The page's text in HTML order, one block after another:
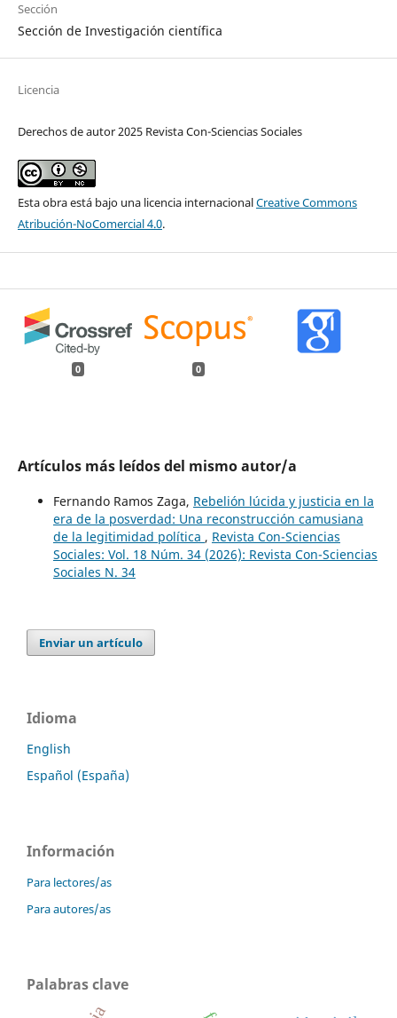
Sección
Sección de Investigación científica
Licencia
Derechos de autor 2025 Revista Con-Sciencias Sociales
Esta obra está bajo una licencia internacionalCreative Commons
Atribución-NoComercial 4.0.
0 0
Artículos más leídos del mismo autor/a
Fernando Ramos Zaga, Rebelión lúcida y justicia en la
era de la posverdad: Una reconstrucción camusiana
de la legitimidad política , Revista Con-Sciencias
Sociales: Vol. 18 Núm. 34 (2026): Revista Con-Sciencias
Sociales N. 34
Enviar un artículo
Idioma
English
Español (España)
Información
Para lectores/as
Para autores/as
Palabras clave